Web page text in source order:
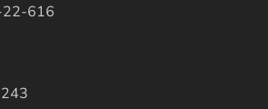
22-616